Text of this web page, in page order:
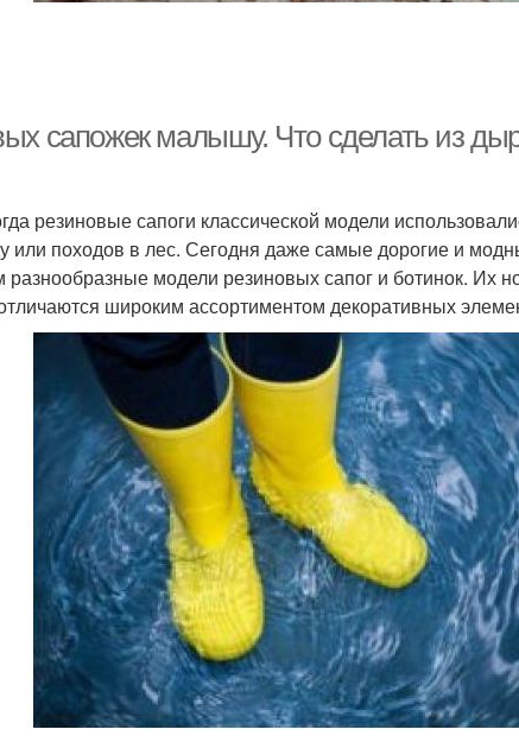
сапожек малышу. Что сделать из
резиновые сапоги классической модели
или походов в лес. Сегодня даже самые дорогие и
модели резиновых сапог и ботинок. Их
широким ассортиментом декоративных